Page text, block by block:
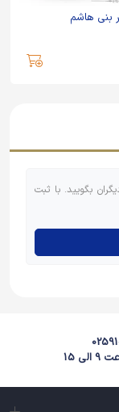
بنی هاشم
بگویید. با ثبت
15